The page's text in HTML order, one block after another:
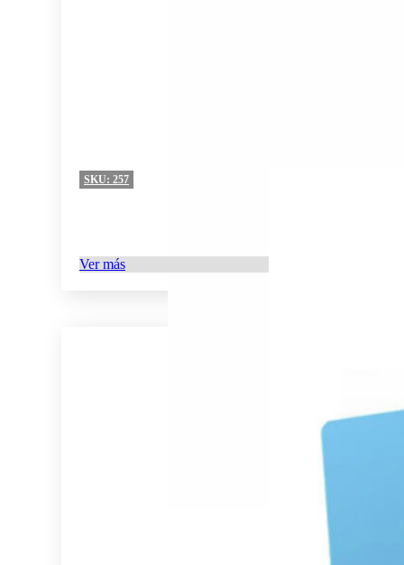
SKU: 257
Ver más